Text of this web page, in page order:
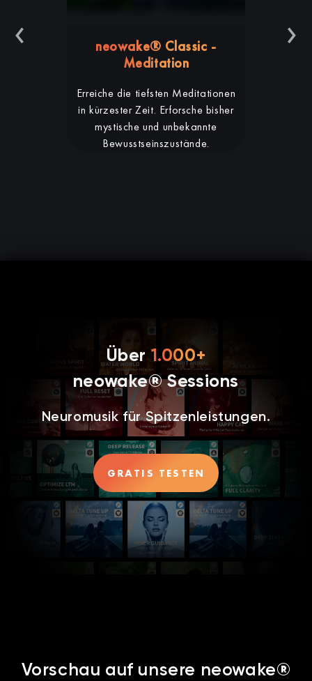
‹
neowake® Classic -
Meditation
Erreiche die tiefsten Meditationen
in kürzester Zeit. Erforsche bisher
mystische und unbekannte
Bewusstseinszustände.
›
Über1.000+
neowake® Sessions
Neuromusik für Spitzenleistungen.
GRATIS TESTEN
Vorschau auf unsere neowake®